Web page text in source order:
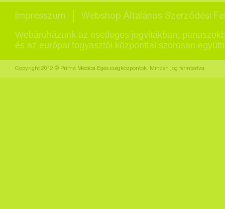
Impresszum Webshop Általános Szerződési
Webáruházunk az esetleges jogvitákban,
és az európai fogyasztói központtal szorosan
Copyright 2012 © Prima Medica Egészségközpontok. Minden jog fenntartva